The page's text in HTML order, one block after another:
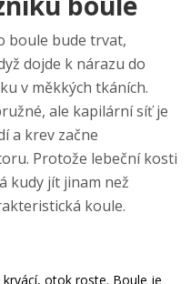
boule bude trvat,
dojde k nárazu do
v měkkých tkáních.
ale kapilární síť je
a krev začne
Protože lebeční kosti
kudy jít jinam než
koule.
krvácí, otok roste. Boule je